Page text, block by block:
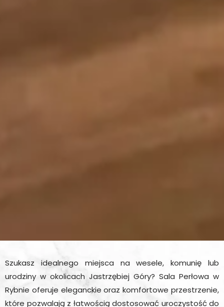
Szukasz idealnego miejsca na wesele, komunię lub
urodziny w okolicach Jastrzębiej Góry? Sala Perłowa w
Rybnie oferuje eleganckie oraz komfortowe przestrzenie,
które pozwalają z łatwością dostosować uroczystość do